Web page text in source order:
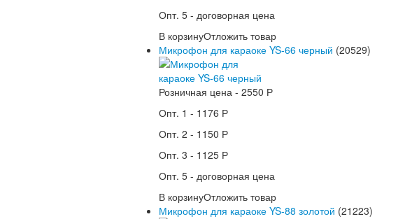
Опт. 5 - договорная цена
В корзинуОтложить товар
Микрофон для караоке YS-66 черный (20529)
Розничная цена - 2550 Р
Опт. 1 - 1176 Р
Опт. 2 - 1150 Р
Опт. 3 - 1125 Р
Опт. 5 - договорная цена
В корзинуОтложить товар
Микрофон для караоке YS-88 золотой (21223)